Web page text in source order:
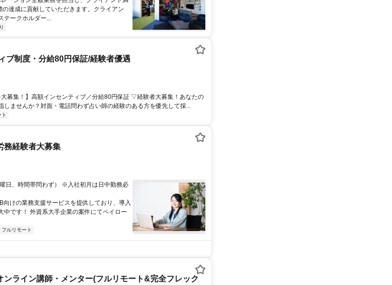
達成に貢献していただきます。クライアン
テークホルダー...
ブ制度・分給80円保証/経験者優遇
募集！】高額インセンティブ／分給80円保証 ▽経験者大募集！あなたの
しませんか？対面・電話問わず占い師の経験のある方を優先して採...
ト
務経験者大募集
日、時間帯問わず） ※入社初月は日中勤務必
けの業務支援サービスを提供しており、導入
中です！ 外資系大手企業の案件にてペイロー
フルリモート
ンライン講師・メンター(フルリモート&完全フレック